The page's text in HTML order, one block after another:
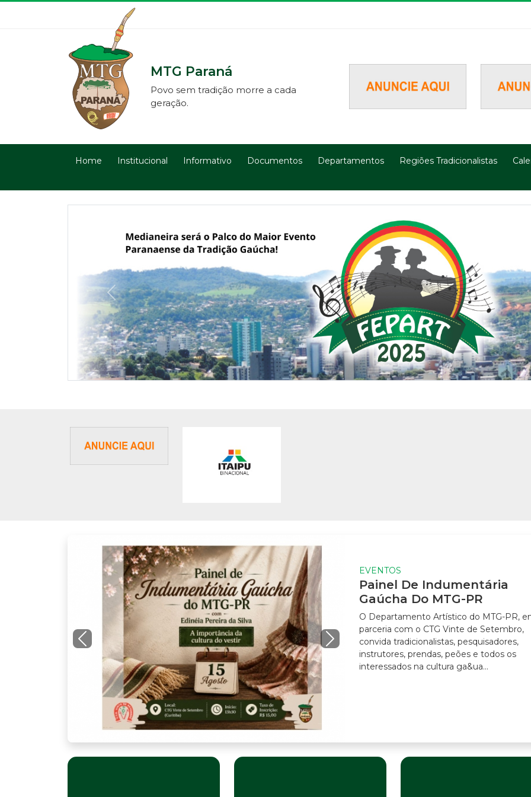
MTG Paraná
Povo sem tradição morre a cada
geração.
Home Institucional Informativo Documentos Departamentos Regiões Tradicionalistas
Previous
EVENTOS
Painel De Indumentária
Gaúcha Do MTG-PR
O Departamento Artístico do MTG-PR, em
parceria com o CTG Vinte de Setembro,
convida tradicionalistas, pesquisadores,
instrutores, prendas, peões e todos os
interessados na cultura ga&ua...